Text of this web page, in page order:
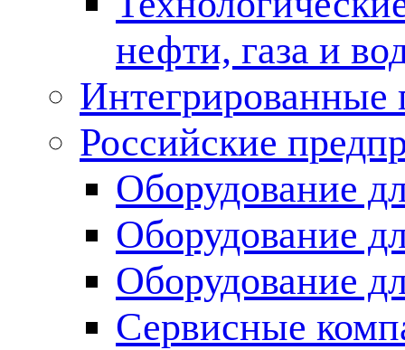
нефти, газа и
Российские
Оборудование
Оборудование
Оборудование
Сервисные